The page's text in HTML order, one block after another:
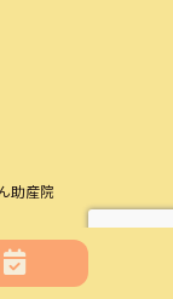
助産院